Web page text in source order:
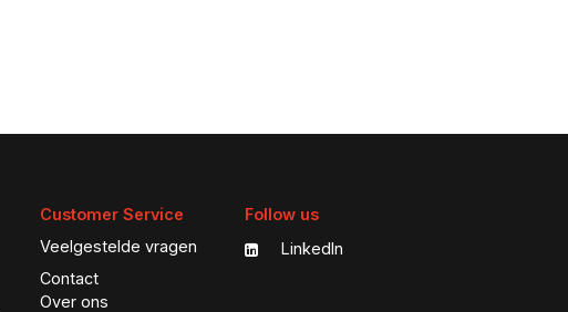
Follow us
LinkedIn
Customer Service
Veelgestelde vragen
Contact
Over ons